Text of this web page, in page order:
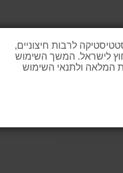
לרבות חיצוניים,
לישראל. המשך השימוש
המלאה ולתנאי השימוש